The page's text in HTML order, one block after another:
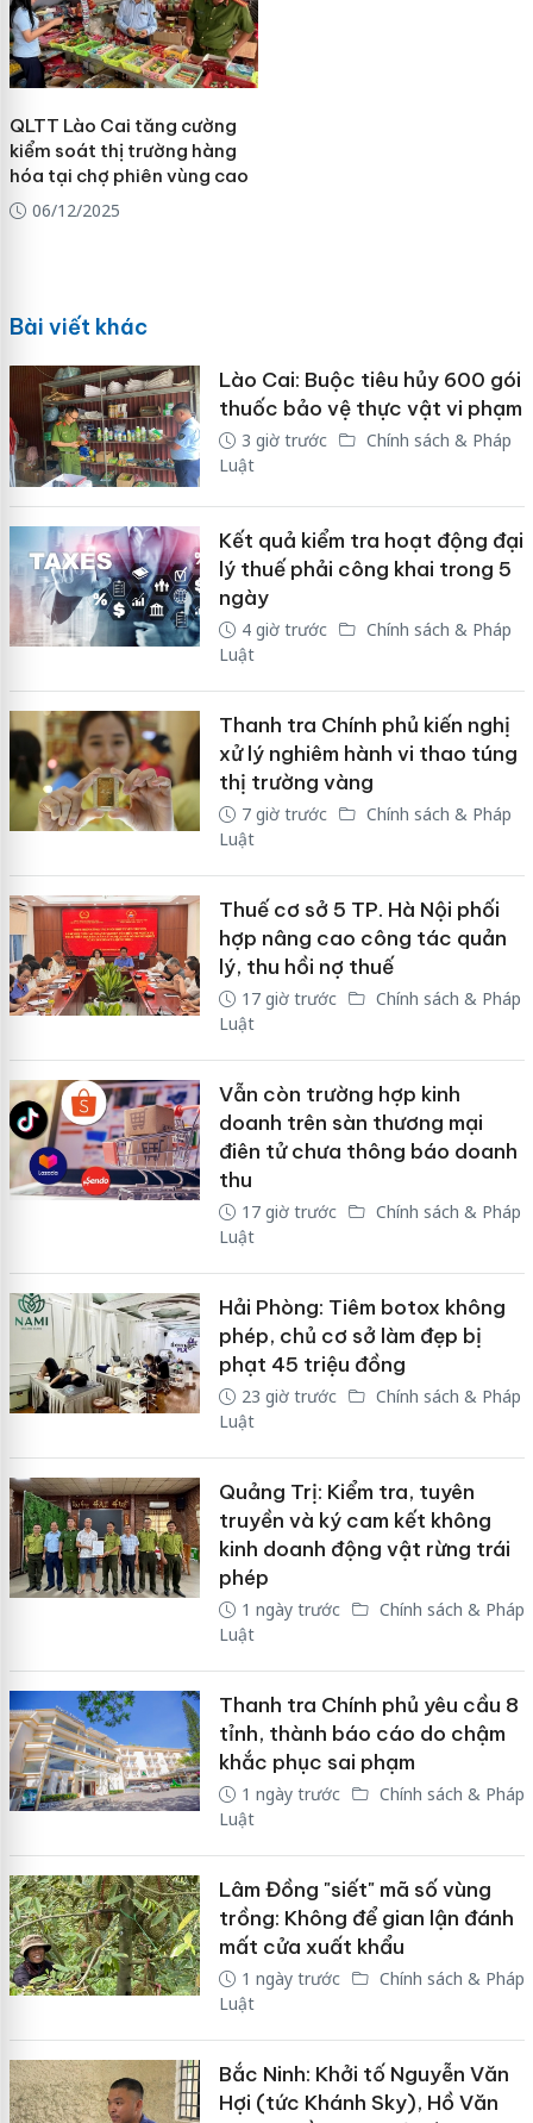
QLTT Lào Cai tăng cường
kiểm soát thị trường hàng
hóa tại chợ phiên vùng cao
06/12/2025
Bài viết khác
Lào Cai: Buộc tiêu hủy 600 gói
thuốc bảo vệ thực vật vi phạm
3 giờ trước
Chính sách & Pháp
Luật
Kết quả kiểm tra hoạt động đại
lý thuế phải công khai trong 5
ngày
4 giờ trước
Chính sách & Pháp
Luật
Thanh tra Chính phủ kiến nghị
xử lý nghiêm hành vi thao túng
thị trường vàng
7 giờ trước
Chính sách & Pháp
Luật
Thuế cơ sở 5 TP. Hà Nội phối
hợp nâng cao công tác quản
lý, thu hồi nợ thuế
17 giờ trước
Chính sách & Pháp
Luật
Vẫn còn trường hợp kinh
doanh trên sàn thương mại
điên tử chưa thông báo doanh
thu
17 giờ trước
Chính sách & Pháp
Luật
Hải Phòng: Tiêm botox không
phép, chủ cơ sở làm đẹp bị
phạt 45 triệu đồng
23 giờ trước
Chính sách & Pháp
Luật
Quảng Trị: Kiểm tra, tuyên
truyền và ký cam kết không
kinh doanh động vật rừng trái
phép
1 ngày trước
Chính sách & Pháp
Luật
Thanh tra Chính phủ yêu cầu 8
tỉnh, thành báo cáo do chậm
khắc phục sai phạm
1 ngày trước
Chính sách & Pháp
Luật
Lâm Đồng "siết" mã số vùng
trồng: Không để gian lận đánh
mất cửa xuất khẩu
1 ngày trước
Chính sách & Pháp
Luật
Bắc Ninh: Khởi tố Nguyễn Văn
Hợi (tức Khánh Sky), Hồ Văn